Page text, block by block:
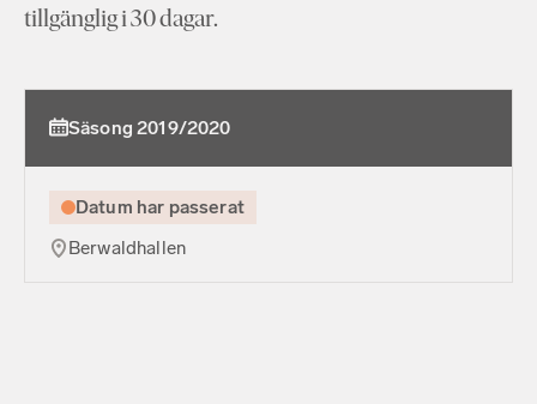
tillgänglig i 30 dagar.
Säsong 2019/2020
Datum har passerat
Berwaldhallen